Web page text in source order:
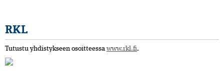
RKL
Tutustu yhdistykseen osoitteessa www.rkl.fi.